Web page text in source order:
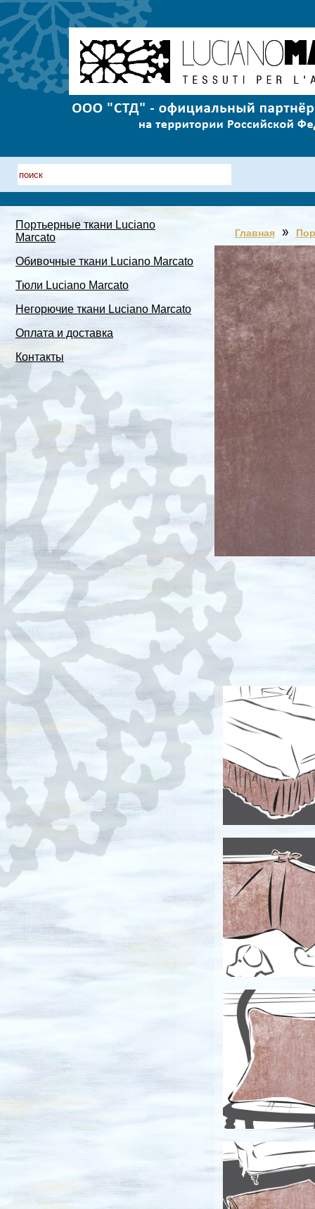
Портьерные ткани Luciano
Marcato
Обивочные ткани Luciano Marcato
Тюли Luciano Marcato
Негорючие ткани Luciano Marcato
Оплата и доставка
Контакты
Главная